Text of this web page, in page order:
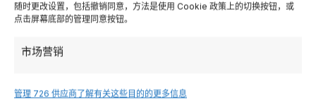
随时更改设置，包括撤销同意，方法是使用 Cookie 政策上的切换按钮，或
点击屏幕底部的管理同意按钮。
市场营销
管理 726 供应商了解有关这些目的的更多信息